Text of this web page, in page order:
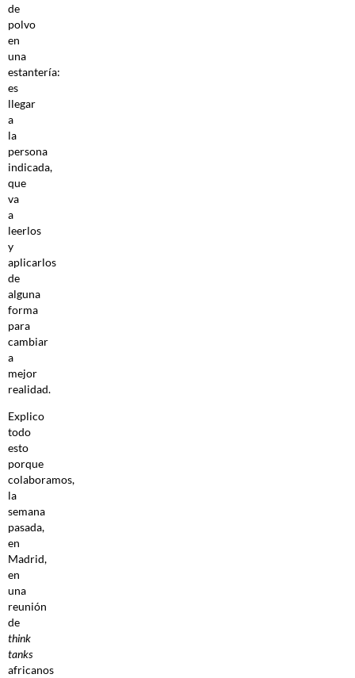
de
polvo
en
una
estantería:
es
llegar
a
la
persona
indicada,
que
va
a
leerlos
y
aplicarlos
de
alguna
forma
para
cambiar
a
mejor
realidad.
Explico
todo
esto
porque
colaboramos,
la
semana
pasada,
en
Madrid,
en
una
reunión
de
think
tanks
africanos